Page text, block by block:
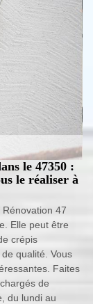
le 47350 :
le réaliser à
Rénovation 47
Elle peut être
crépis
qualité. Vous
Faites
de
du lundi au